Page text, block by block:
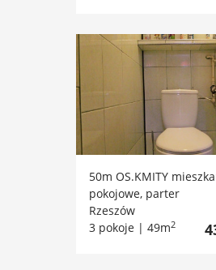
50m OS.KMITY
pokojowe, parter
Rzeszów
3 pokoje | 49m2